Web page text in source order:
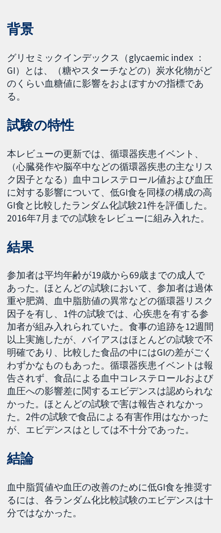
背景
グリセミックインデックス（glycaemic index ：
GI）とは、（糖やスターチなどの）炭水化物がど
のくらい血糖値に影響をおよぼすかの指標であ
る。
試験の特性
本レビューの更新では、循環器疾患イベント、
（心臓発作や脳卒中などの循環器疾患の主なリス
ク因子となる）血中コレステロール値および血圧
に対する影響について、低GI食を同様の構成の高
GI食と比較したランダム化試験21件を評価した。
2016年7月までの試験をレビューに組み入れた。
結果
参加者は平均年齢が19歳から69歳までの成人で
あった。ほとんどの試験において、参加者は過体
重や肥満、血中脂肪値の異常などの循環器リスク
因子を有し、1件の試験では、心疾患を有する参
加者が組み入れられていた。食事の追跡を12週間
以上実施したが、バイアスはほとんどの試験で不
明確であり、比較した食品の中にはGIの差がごく
わずかなものもあった。循環器疾患イベントは報
告されず、食品による血中コレステロールおよび
血圧への影響差に関するエビデンスは認められな
かった。ほとんどの試験で害は報告されなかっ
た。2件の試験で食品による有害作用はなかった
が、エビデンスはとしては不十分であった。
結論
血中脂質値や血圧の改善のために低GI食を推奨す
るには、各ランダム化比較試験のエビデンスは十
分ではなかった。